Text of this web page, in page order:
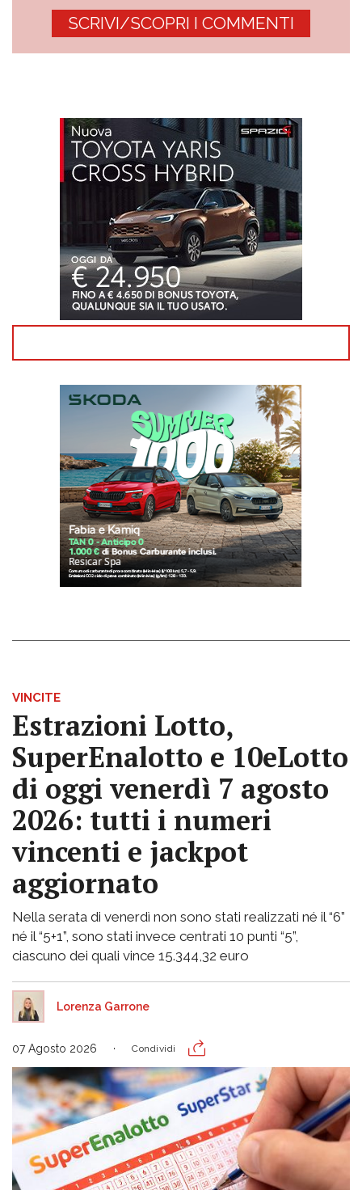
SCRIVI/SCOPRI I COMMENTI
VINCITE
Estrazioni Lotto,
SuperEnalotto e 10eLotto
di oggi venerdì 7 agosto
2026: tutti i numeri
vincenti e jackpot
aggiornato
Nella serata di venerdì non sono stati realizzati né il “6”
né il “5+1”, sono stati invece centrati 10 punti “5”,
ciascuno dei quali vince 15.344,32 euro
Lorenza Garrone
07 Agosto 2026 Condividi